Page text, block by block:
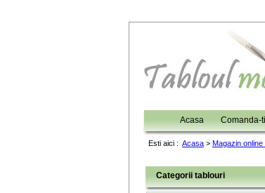
Acasa Comanda-
Esti aici : Acasa > Magazin
Categorii tablouri